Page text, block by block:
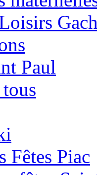
Paul
Fêtes Piac